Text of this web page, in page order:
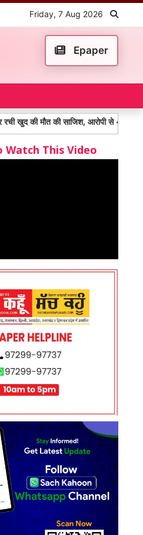
Friday, 7 Aug 2026
Epaper
की साजिश, आरोपी से 4.30 लाख रुपये बरामद
Watch This Video